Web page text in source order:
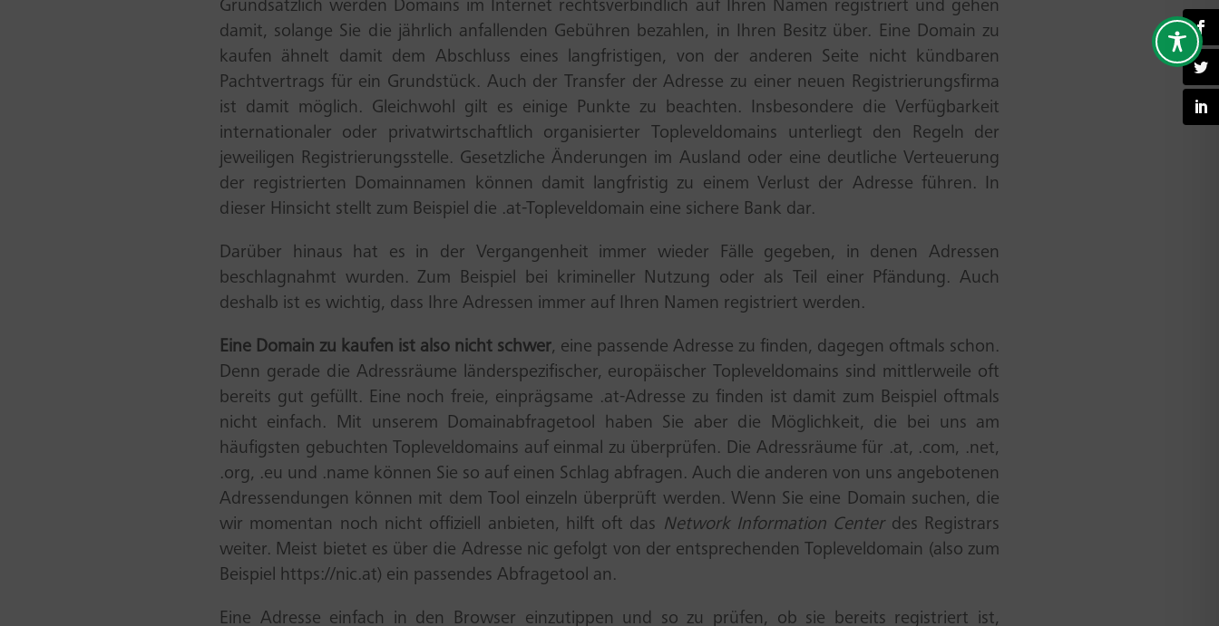
Grundsätzlich werden Domains im Internet rechtsverbindlich auf Ihren Namen registriert und gehen
damit, solange Sie die jährlich anfallenden Gebühren bezahlen, in Ihren Besitz über. Eine Domain zu
kaufen ähnelt damit dem Abschluss eines langfristigen, von der anderen Seite nicht kündbaren
Pachtvertrags für ein Grundstück. Auch der Transfer der Adresse zu einer neuen Registrierungsfirma
ist damit möglich. Gleichwohl gilt es einige Punkte zu beachten. Insbesondere die Verfügbarkeit
internationaler oder privatwirtschaftlich organisierter Topleveldomains unterliegt den Regeln der
jeweiligen Registrierungsstelle. Gesetzliche Änderungen im Ausland oder eine deutliche Verteuerung
der registrierten Domainnamen können damit langfristig zu einem Verlust der Adresse führen. In
dieser Hinsicht stellt zum Beispiel die .at-Topleveldomain eine sichere Bank dar.
Darüber hinaus hat es in der Vergangenheit immer wieder Fälle gegeben, in denen Adressen
beschlagnahmt wurden. Zum Beispiel bei krimineller Nutzung oder als Teil einer Pfändung. Auch
deshalb ist es wichtig, dass Ihre Adressen immer auf Ihren Namen registriert werden.
Eine Domain zu kaufen ist also nicht schwer, eine passende Adresse zu finden, dagegen oftmals schon.
Denn gerade die Adressräume länderspezifischer, europäischer Topleveldomains sind mittlerweile oft
bereits gut gefüllt. Eine noch freie, einprägsame .at-Adresse zu finden ist damit zum Beispiel oftmals
nicht einfach. Mit unserem Domainabfragetool haben Sie aber die Möglichkeit, die bei uns am
häufigsten gebuchten Topleveldomains auf einmal zu überprüfen. Die Adressräume für .at, .com, .net,
.org, .eu und .name können Sie so auf einen Schlag abfragen. Auch die anderen von uns angebotenen
Adressendungen können mit dem Tool einzeln überprüft werden. Wenn Sie eine Domain suchen, die
wir momentan noch nicht offiziell anbieten, hilft oft das Network Information Centerdes Registrars
weiter. Meist bietet es über die Adresse nic gefolgt von der entsprechenden Topleveldomain (also zum
Beispiel https://nic.at) ein passendes Abfragetool an.
Eine Adresse einfach in den Browser einzutippen und so zu prüfen, ob sie bereits registriert ist,